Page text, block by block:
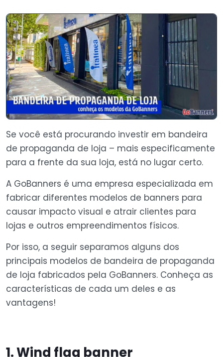
Se você está procurando investir em bandeira
de propaganda de loja – mais especificamente
para a frente da sua loja, está no lugar certo.
A GoBanners é uma empresa especializada em
fabricar diferentes modelos de banners para
causar impacto visual e atrair clientes para
lojas e outros empreendimentos físicos.
Por isso, a seguir separamos alguns dos
principais modelos de bandeira de propaganda
de loja fabricados pela GoBanners. Conheça as
características de cada um deles e as
vantagens!
1. Wind flag banner